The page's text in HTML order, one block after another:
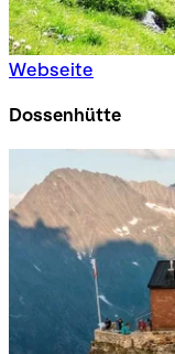
Webseite
Dossenhütte